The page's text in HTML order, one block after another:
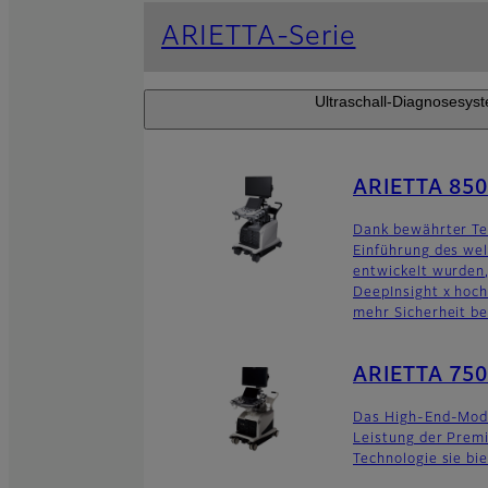
ARIETTA-Serie
Ultraschall-
ARIETTA
Dank bewährter
Einführung des
entwickelt
DeepInsight x
mehr Sicherheit
ARIETTA
Das High-End-
Leistung der
Technologie sie